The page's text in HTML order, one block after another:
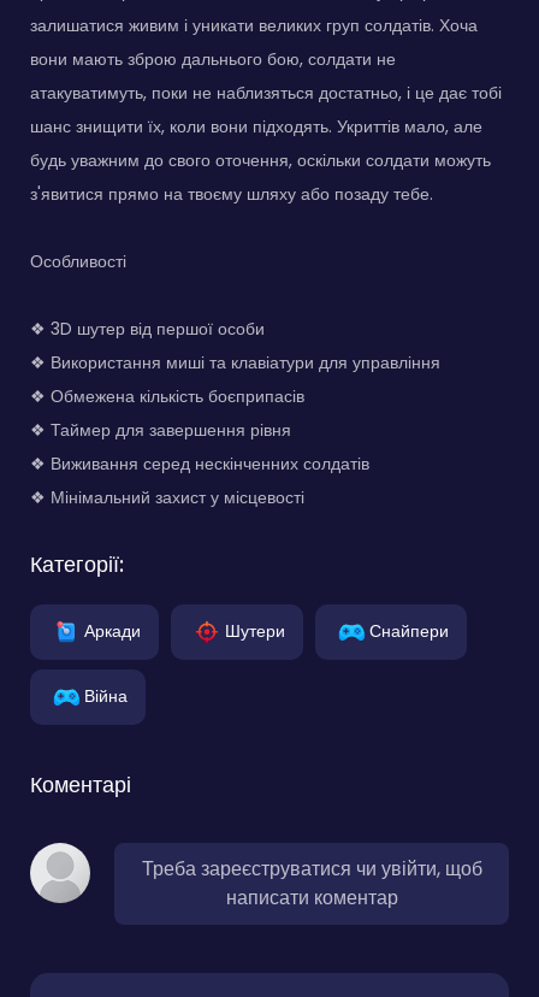
залишатися живим і уникати великих груп солдатів. Хоча
вони мають зброю дальнього бою, солдати не
атакуватимуть, поки не наблизяться достатньо, і це дає тобі
шанс знищити їх, коли вони підходять. Укриттів мало, але
будь уважним до свого оточення, оскільки солдати можуть
з'явитися прямо на твоєму шляху або позаду тебе.
Особливості
❖ 3D шутер від першої особи
❖ Використання миші та клавіатури для управління
❖ Обмежена кількість боєприпасів
❖ Таймер для завершення рівня
❖ Виживання серед нескінченних солдатів
❖ Мінімальний захист у місцевості
Категорії:
Аркади Шутери Снайпери
Війна
Коментарі
Треба зареєструватися чи увійти, щоб
написати коментар